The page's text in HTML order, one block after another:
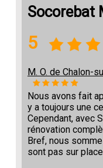
Socorebat
5
M. O. de Chalon-
Nous avons fait
y a toujours une
Cependant, avec
rénovation
Bref, nous
sont pas sur